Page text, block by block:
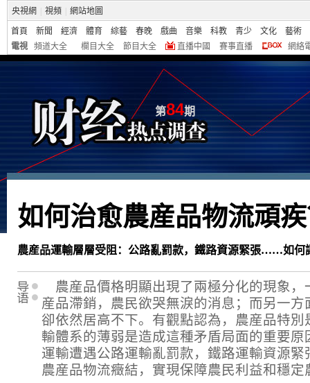
央視網 視頻 網站地圖
首頁 新聞 經濟 體育 綜藝 春晚 戲曲 音樂 科教 青少 文化
藝術
電視
頻道大全 欄目大全 節目大全 直播中國 賽事直播 網絡
第84期
如何治愈農産品物流頑
農産品運輸層層受阻：公路亂罰款，鐵路資源緊張……如何
農産品價格明顯出現了兩極分化的現象，
産品滯銷，農民欲哭無淚的消息；而另一
卻依然居高不下。有觀點認為，農産品特
輸體系的薄弱是造成這種矛盾局面的重要原
運輸遭遇公路運輸亂罰款，鐵路運輸資源
農産品物流癥結，實現保障農民利益和穩